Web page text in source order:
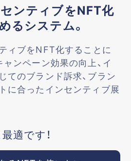
ンティブをNFT化
るシステム。
ィブをNFT化することに
ンペーン効果の向上、イ
てのブランド訴求、ブラン
に合ったインセンティブ展
適です！